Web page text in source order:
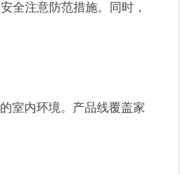
全注意防范措施。同时，
室内环境。产品线覆盖家